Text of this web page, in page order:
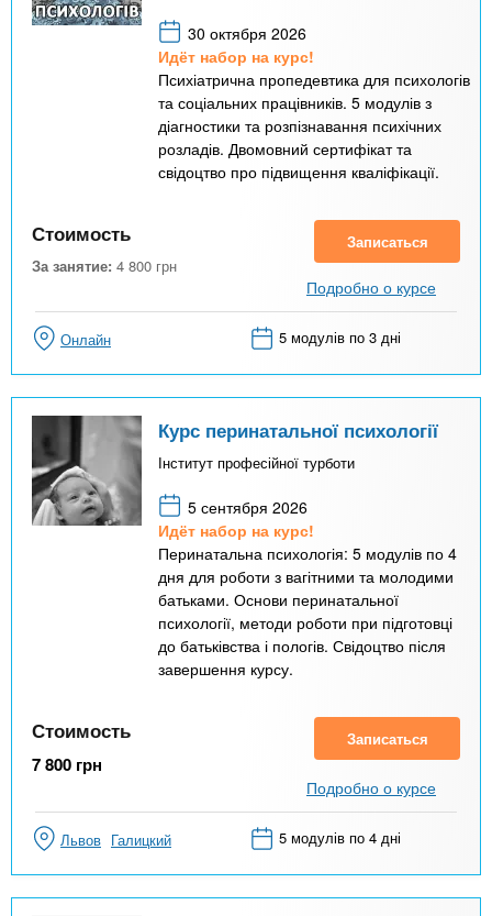
30 октября 2026
Идёт набор на курс!
Психіатрична пропедевтика для психологів
та соціальних працівників. 5 модулів з
діагностики та розпізнавання психічних
розладів. Двомовний сертифікат та
свідоцтво про підвищення кваліфікації.
Стоимость
За занятие: 4 800 грн
Записаться
Подробно о курсе
Онлайн 5 модулів по 3 дні
Курс перинатальної психології
Інститут професійної турботи
5 сентября 2026
Идёт набор на курс!
Перинатальна психологія: 5 модулів по 4
дня для роботи з вагітними та молодими
батьками. Основи перинатальної
психології, методи роботи при підготовці
до батьківства і пологів. Свідоцтво після
завершення курсу.
Стоимость
7 800 грн
Записаться
Подробно о курсе
Львов Галицкий 5 модулів по 4 дні